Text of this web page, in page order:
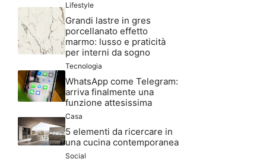
Lifestyle
Grandi lastre in gres
porcellanato effetto
marmo: lusso e praticità
per interni da sogno
Tecnologia
WhatsApp come Telegram:
arriva finalmente una
funzione attesissima
Casa
5 elementi da ricercare in
una cucina contemporanea
Social